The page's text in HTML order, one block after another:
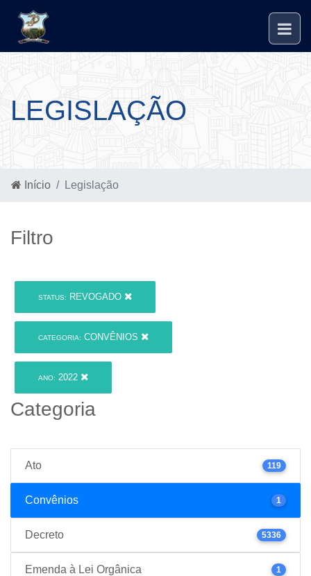
LEGISLAÇÃO
Início Legislação
Filtro
STATUS: REVOGADO
CATEGORIA: CONVÊNIOS
ANO: 2022
Categoria
Ato 119
Convênios 1
Decreto 5336
Emenda à Lei Orgânica 1